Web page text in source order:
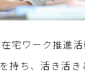
宅ワーク推進活
持ち、活き活き